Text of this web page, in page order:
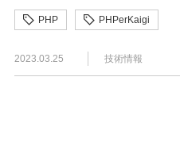
PHP PHPerKaigi
2023.03.25 技術情報